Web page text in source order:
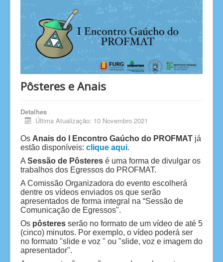
Pôsteres e Anais
Detalhes
Última Atualização: 10 Novembro 2021
Os Anais do I Encontro Gaúcho do PROFMAT já
estão disponíveis: clique aqui.
A Sessão de Pôsteres é uma forma de divulgar os
trabalhos dos Egressos do PROFMAT.
A Comissão Organizadora do evento escolherá
dentre os vídeos enviados os que serão
apresentados de forma integral na “Sessão de
Comunicação de Egressos".
Os pôsteres serão no formato de um vídeo de até 5
(cinco) minutos. Por exemplo, o vídeo poderá ser
no formato "slide e voz " ou "slide, voz e imagem do
apresentador".